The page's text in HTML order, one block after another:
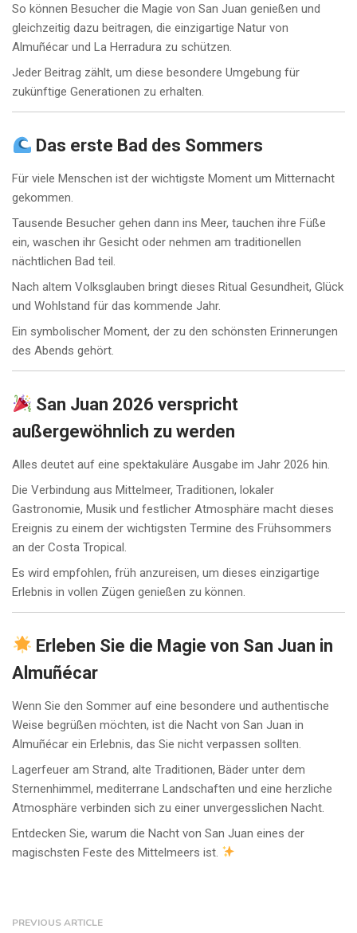
So können Besucher die Magie von San Juan genießen und
gleichzeitig dazu beitragen, die einzigartige Natur von
Almuñécar und La Herradura zu schützen.
Jeder Beitrag zählt, um diese besondere Umgebung für
zukünftige Generationen zu erhalten.
Das erste Bad des Sommers
Für viele Menschen ist der wichtigste Moment um Mitternacht
gekommen.
Tausende Besucher gehen dann ins Meer, tauchen ihre Füße
ein, waschen ihr Gesicht oder nehmen am traditionellen
nächtlichen Bad teil.
Nach altem Volksglauben bringt dieses Ritual Gesundheit, Glück
und Wohlstand für das kommende Jahr.
Ein symbolischer Moment, der zu den schönsten Erinnerungen
des Abends gehört.
San Juan 2026 verspricht
außergewöhnlich zu werden
Alles deutet auf eine spektakuläre Ausgabe im Jahr 2026 hin.
Die Verbindung aus Mittelmeer, Traditionen, lokaler
Gastronomie, Musik und festlicher Atmosphäre macht dieses
Ereignis zu einem der wichtigsten Termine des Frühsommers
an der Costa Tropical.
Es wird empfohlen, früh anzureisen, um dieses einzigartige
Erlebnis in vollen Zügen genießen zu können.
Erleben Sie die Magie von San Juan in
Almuñécar
Wenn Sie den Sommer auf eine besondere und authentische
Weise begrüßen möchten, ist die Nacht von San Juan in
Almuñécar ein Erlebnis, das Sie nicht verpassen sollten.
Lagerfeuer am Strand, alte Traditionen, Bäder unter dem
Sternenhimmel, mediterrane Landschaften und eine herzliche
Atmosphäre verbinden sich zu einer unvergesslichen Nacht.
Entdecken Sie, warum die Nacht von San Juan eines der
magischsten Feste des Mittelmeers ist.
PREVIOUS ARTICLE